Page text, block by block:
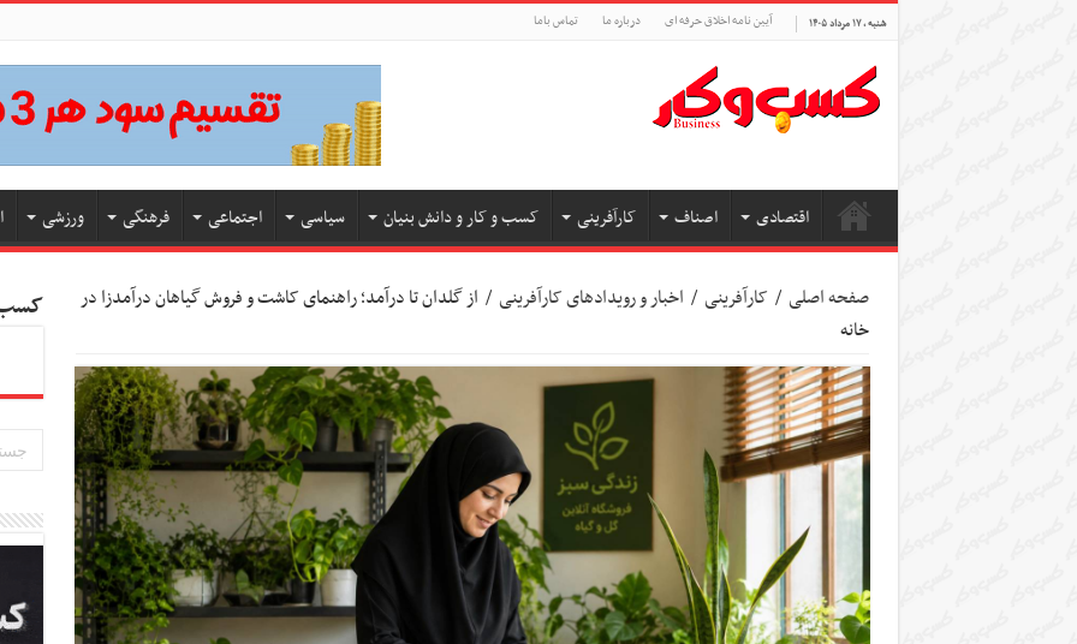
شنبه , ۱۷ مرداد ۱۴۰۵ آیین نامه اخلاق حرفه ای درباره ما تماس باما
اقتصادی اصناف کارآفرینی کسب و کار و دانش بنیان سیاسی اجتماعی فرهنگی ورزشی
صفحه اصلی / کارآفرینی / اخبار و رویدادهای کارآفرینی / از گلدان تا درآمد؛ راهنمای کاشت و فروش گیاهان درآمدزا در
خانه
کسب